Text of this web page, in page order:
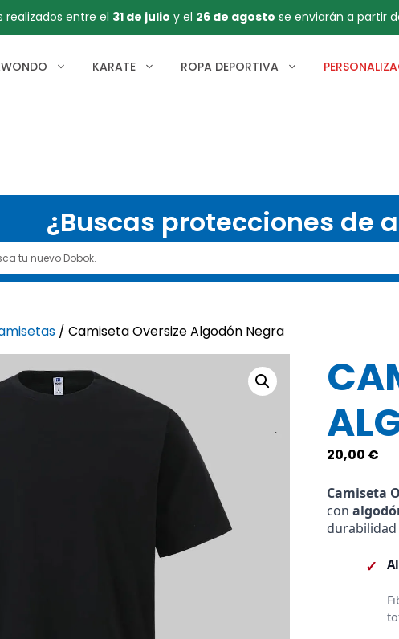
realizados entre el 31 de julio y el 26 de agosto se enviarán a partir
KARATE ROPA DEPORTIVA
¿Buscas protecciones de
/ Camiseta Oversize Algodón Negra
20,00 €
Camiseta
con
✓